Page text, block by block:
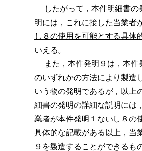
したがって， 本件明細書の
明には，これに接した当業者
し８の使用を可能とする具体
いえる。
また，本件発明９は，本件
のいずれかの方法により製造
いう物の発明であるが，以上
細書の発明の詳細な説明には
業者が本件発明１ないし８の
具体的な記載がある以上，当
９を製造することができるも